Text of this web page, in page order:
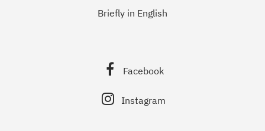
Briefly in English
Facebook
Instagram